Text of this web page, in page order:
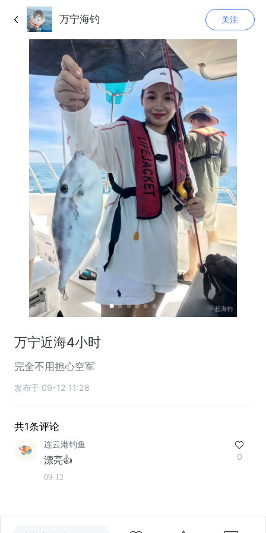
万宁海钓 关注
万宁近海4小时
完全不用担心空军
发布于 09-12 11:28
共1条评论
连云港钓鱼
漂亮👍
09-12
0